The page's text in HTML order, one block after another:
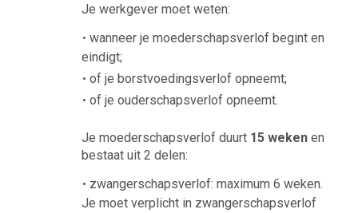
Je werkgever moet weten:
wanneer je moederschapsverlof begint en
eindigt;
of je borstvoedingsverlof opneemt;
of je ouderschapsverlof opneemt.
Je moederschapsverlof duurt 15 weken en
bestaat uit 2 delen:
zwangerschapsverlof: maximum 6 weken.
Je moet verplicht in zwangerschapsverlof